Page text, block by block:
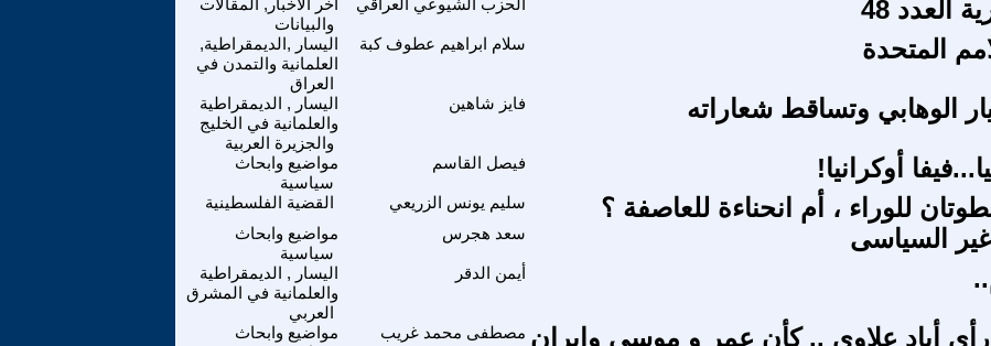
اخر الاخبار, المقالات
والبيانات
الحزب الشيوعي العراقي العدد 48
اليسار ,الديمقراطية,
العلمانية والتمدن في
العراق
سلام ابراهيم عطوف كبة المتحدة
اليسار , الديمقراطية
والعلمانية في الخليج
والجزيرة العربية
فايز شاهين الوهابي وتساقط شعاراته
مواضيع وابحاث
سياسية
فيصل القاسم أوكرانيا!
القضية الفلسطينية سليم يونس الزريعي للوراء ، أم انحناءة للعاصفة ؟
مواضيع وابحاث
سياسية
سعد هجرس غير السياسى
اليسار , الديمقراطية
والعلمانية في المشرق
العربي
أيمن الدقر
مواضيع وابحاث
مصطفى محمد غريب أياد علاوي .. كأن عمر و موسى وإيران